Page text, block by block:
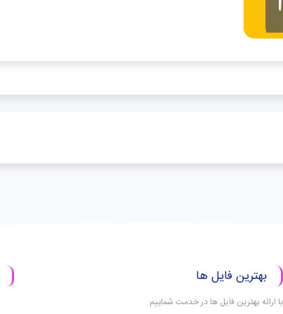
بهترین فایل ها
با ارائه بهترین فایل ها در خدمت شماییم